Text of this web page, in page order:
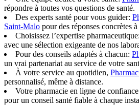
répondre à toutes vos questions de santé.
Des experts santé pour vous guider:
Saint-Malo pour des réponses concrètes
Choisissez l’expertise pharmaceutique:
avec une sélection exigeante de nos
Pour des conseils adaptés à chacun:
un vrai partenariat au service de votre
À votre service au quotidien,
personnalisé, même à distance.
Votre pharmacie en ligne de
pour un conseil santé fiable à chaque